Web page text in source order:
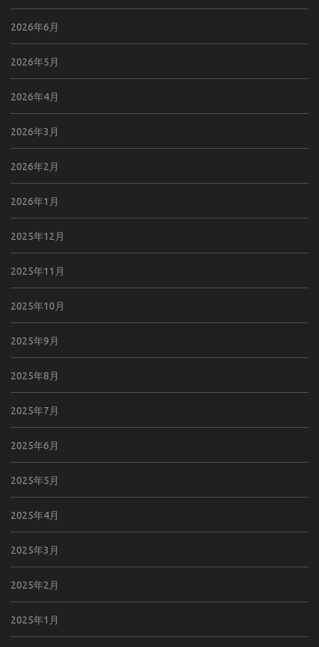
2026年6月
2026年5月
2026年4月
2026年3月
2026年2月
2026年1月
2025年12月
2025年11月
2025年10月
2025年9月
2025年8月
2025年7月
2025年6月
2025年5月
2025年4月
2025年3月
2025年2月
2025年1月